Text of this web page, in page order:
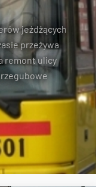
jeżdżących
przeżywa
remont ulicy